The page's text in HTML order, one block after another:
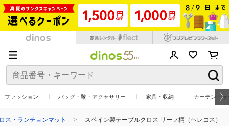
ファッション バッグ・靴・アクセサリー 家具・収納 カーテン・
ス・ランチョンマット スペイン製テーブルクロス リーフ柄（ヘレコス）